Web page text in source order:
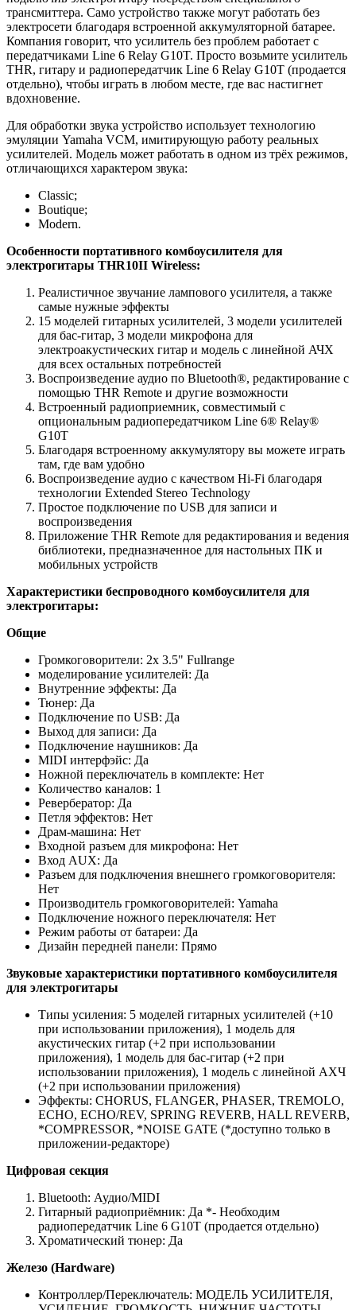
трансмиттера. Само устройство также могут работать без
электросети благодаря встроенной аккумуляторной батарее.
Компания говорит, что усилитель без проблем работает с
передатчиками Line 6 Relay G10T. Просто возьмите усилитель
THR, гитару и радиопередатчик Line 6 Relay G10T (продается
отдельно), чтобы играть в любом месте, где вас настигнет
вдохновение.
Для обработки звука устройство использует технологию
эмуляции Yamaha VCM, имитирующую работу реальных
усилителей. Модель может работать в одном из трёх режимов,
отличающихся характером звука:
Classic;
Boutique;
Modern.
Особенности портативного комбоусилителя для
электрогитары THR10II Wireless:
Реалистичное звучание лампового усилителя, а также
самые нужные эффекты
15 моделей гитарных усилителей, 3 модели усилителей
для бас-гитар, 3 модели микрофона для
электроакустических гитар и модель с линейной АЧХ
для всех остальных потребностей
Воспроизведение аудио по Bluetooth®, редактирование с
помощью THR Remote и другие возможности
Встроенный радиоприемник, совместимый с
опциональным радиопередатчиком Line 6® Relay®
G10T
Благодаря встроенному аккумулятору вы можете играть
там, где вам удобно
Воспроизведение аудио с качеством Hi-Fi благодаря
технологии Extended Stereo Technology
Простое подключение по USB для записи и
воспроизведения
Приложение THR Remote для редактирования и ведения
библиотеки, предназначенное для настольных ПК и
мобильных устройств
Характеристики беспроводного комбоусилителя для
электрогитары:
Общие
Громкоговорители: 2x 3.5" Fullrange
моделирование усилителей: Да
Внутренние эффекты: Да
Тюнер: Да
Подключение по USB: Да
Выход для записи: Да
Подключение наушников: Да
MIDI интерфэйс: Да
Ножной переключатель в комплекте: Нет
Количество каналов: 1
Ревербератор: Да
Петля эффектов: Нет
Драм-машина: Нет
Входной разъем для микрофона: Нет
Вход AUX: Да
Разъем для подключения внешнего громкоговорителя:
Нет
Производитель громкоговорителей: Yamaha
Подключение ножного переключателя: Нет
Режим работы от батареи: Да
Дизайн передней панели: Прямо
Звуковые характеристики портативного комбоусилителя
для электрогитары
Типы усиления: 5 моделей гитарных усилителей (+10
при использовании приложения), 1 модель для
акустических гитар (+2 при использовании
приложения), 1 модель для бас-гитар (+2 при
использовании приложения), 1 модель с линейной АХЧ
(+2 при использовании приложения)
Эффекты: CHORUS, FLANGER, PHASER, TREMOLO,
ECHO, ECHO/REV, SPRING REVERB, HALL REVERB,
*COMPRESSOR, *NOISE GATE (*доступно только в
приложении-редакторе)
Цифровая секция
Bluetooth: Аудио/MIDI
Гитарный радиоприёмник: Да *- Необходим
радиопередатчик Line 6 G10T (продается отдельно)
Хроматический тюнер: Да
Железо (Hardware)
Контроллер/Переключатель: МОДЕЛЬ УСИЛИТЕЛЯ,